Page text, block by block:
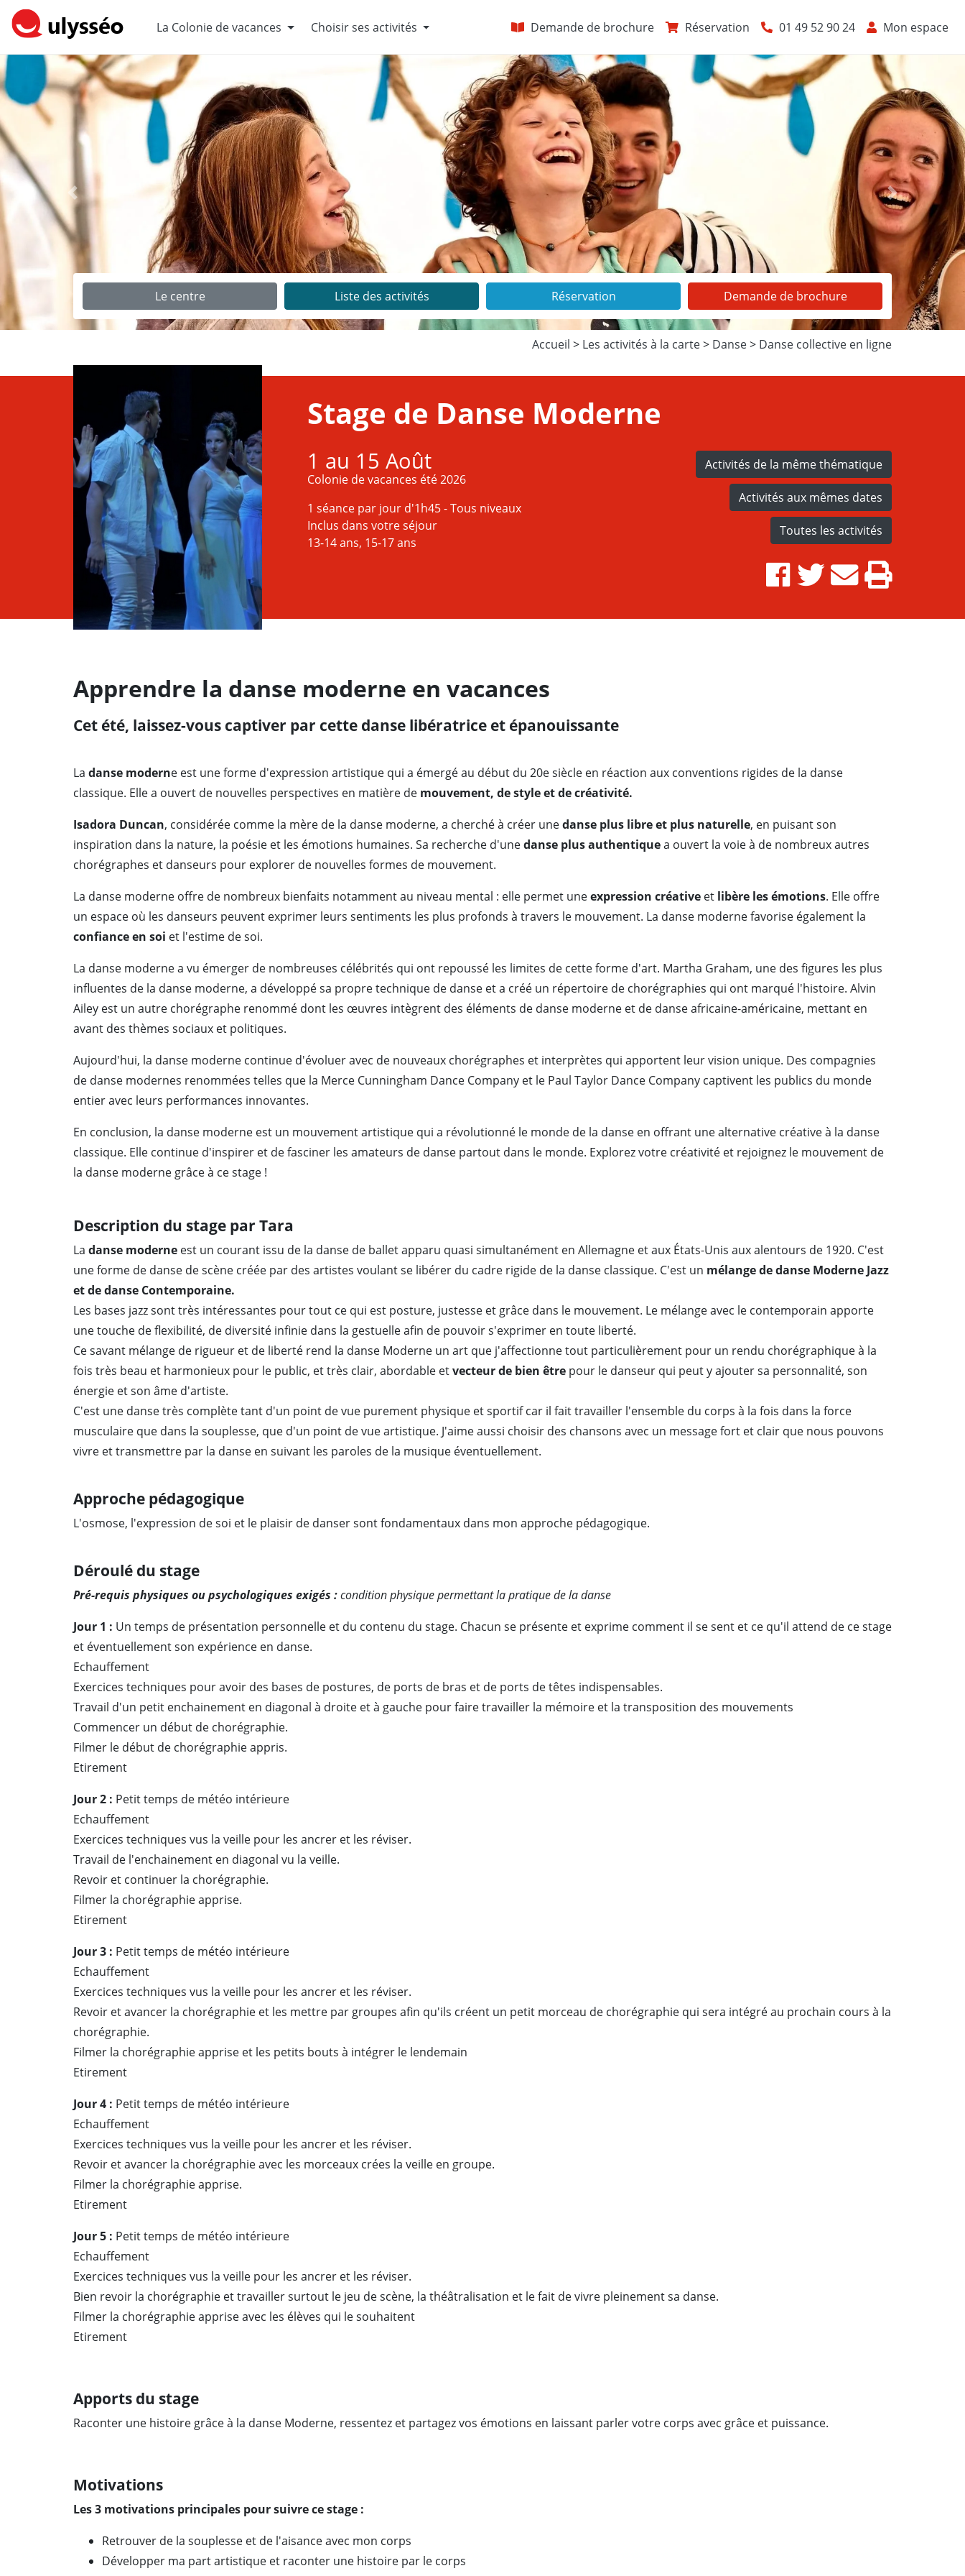
Demande de brochure Réservation 01 49 52 90 24 Mon espace
La Colonie de vacances Choisir ses activités
Précédent Suivant
Le centre Liste des activités Réservation Demande de brochure
Accueil > Les activités à la carte> Danse> Danse collective en ligne
Stage de Danse Moderne
1 au 15 Août
Colonie de vacances été 2026
1 séance par jour d'1h45 - Tous niveaux
Inclus dans votre séjour
13-14 ans, 15-17 ans
Activités de la même thématique
Activités aux mêmes dates
Toutes les activités
Apprendre la danse moderne en vacances
Cet été, laissez-vous captiver par cette danse libératrice et épanouissante
La danse moderne est une forme d'expression artistique qui a émergé au début du 20e siècle en réaction aux conventions rigides de la danse
classique. Elle a ouvert de nouvelles perspectives en matière de mouvement, de style et de créativité.
Isadora Duncan, considérée comme la mère de la danse moderne, a cherché à créer unedanse plus libre et plus naturelle, en puisant son
inspiration dans la nature, la poésie et les émotions humaines. Sa recherche d'unedanse plus authentiquea ouvert la voie à de nombreux autres
chorégraphes et danseurs pour explorer de nouvelles formes de mouvement.
La danse moderne offre de nombreux bienfaits notamment au niveau mental : elle permet uneexpression créative et libère les émotions. Elle offre
un espace où les danseurs peuvent exprimer leurs sentiments les plus profonds à travers le mouvement. La danse moderne favorise également la
confiance en soi et l'estime de soi.
La danse moderne a vu émerger de nombreuses célébrités qui ont repoussé les limites de cette forme d'art. Martha Graham, une des figures les plus
influentes de la danse moderne, a développé sa propre technique de danse et a créé un répertoire de chorégraphies qui ont marqué l'histoire. Alvin
Ailey est un autre chorégraphe renommé dont les œuvres intègrent des éléments de danse moderne et de danse africaine-américaine, mettant en
avant des thèmes sociaux et politiques.
Aujourd'hui, la danse moderne continue d'évoluer avec de nouveaux chorégraphes et interprètes qui apportent leur vision unique. Des compagnies
de danse modernes renommées telles que la Merce Cunningham Dance Company et le Paul Taylor Dance Company captivent les publics du monde
entier avec leurs performances innovantes.
En conclusion, la danse moderne est un mouvement artistique qui a révolutionné le monde de la danse en offrant une alternative créative à la danse
classique. Elle continue d'inspirer et de fasciner les amateurs de danse partout dans le monde. Explorez votre créativité et rejoignez le mouvement de
la danse moderne grâce à ce stage !
Description du stage par Tara
La danse moderne est un courant issu de la danse de ballet apparu quasi simultanément en Allemagne et aux États-Unis aux alentours de 1920. C'est
une forme de danse de scène créée par des artistes voulant se libérer du cadre rigide de la danse classique. C'est un mélange de danse Moderne Jazz
et de danse Contemporaine.
Les bases jazz sont très intéressantes pour tout ce qui est posture, justesse et grâce dans le mouvement. Le mélange avec le contemporain apporte
une touche de flexibilité, de diversité infinie dans la gestuelle afin de pouvoir s'exprimer en toute liberté.
Ce savant mélange de rigueur et de liberté rend la danse Moderne un art que j'affectionne tout particulièrement pour un rendu chorégraphique à la
fois très beau et harmonieux pour le public, et très clair, abordable etvecteur de bien être pour le danseur qui peut y ajouter sa personnalité, son
énergie et son âme d'artiste.
C'est une danse très complète tant d'un point de vue purement physique et sportif car il fait travailler l'ensemble du corps à la fois dans la force
musculaire que dans la souplesse, que d'un point de vue artistique. J'aime aussi choisir des chansons avec un message fort et clair que nous pouvons
vivre et transmettre par la danse en suivant les paroles de la musique éventuellement.
Approche pédagogique
L'osmose, l'expression de soi et le plaisir de danser sont fondamentaux dans mon approche pédagogique.
Déroulé du stage
Pré-requis physiques ou psychologiques exigés :condition physique permettant la pratique de la danse
Jour 1 : Un temps de présentation personnelle et du contenu du stage. Chacun se présente et exprime comment il se sent et ce qu'il attend de ce stage
et éventuellement son expérience en danse.
Echauffement
Exercices techniques pour avoir des bases de postures, de ports de bras et de ports de têtes indispensables.
Travail d'un petit enchainement en diagonal à droite et à gauche pour faire travailler la mémoire et la transposition des mouvements
Commencer un début de chorégraphie.
Filmer le début de chorégraphie appris.
Etirement
Jour 2 : Petit temps de météo intérieure
Echauffement
Exercices techniques vus la veille pour les ancrer et les réviser.
Travail de l'enchainement en diagonal vu la veille.
Revoir et continuer la chorégraphie.
Filmer la chorégraphie apprise.
Etirement
Jour 3 : Petit temps de météo intérieure
Echauffement
Exercices techniques vus la veille pour les ancrer et les réviser.
Revoir et avancer la chorégraphie et les mettre par groupes afin qu'ils créent un petit morceau de chorégraphie qui sera intégré au prochain cours à la
chorégraphie.
Filmer la chorégraphie apprise et les petits bouts à intégrer le lendemain
Etirement
Jour 4 : Petit temps de météo intérieure
Echauffement
Exercices techniques vus la veille pour les ancrer et les réviser.
Revoir et avancer la chorégraphie avec les morceaux crées la veille en groupe.
Filmer la chorégraphie apprise.
Etirement
Jour 5 : Petit temps de météo intérieure
Echauffement
Exercices techniques vus la veille pour les ancrer et les réviser.
Bien revoir la chorégraphie et travailler surtout le jeu de scène, la théâtralisation et le fait de vivre pleinement sa danse.
Filmer la chorégraphie apprise avec les élèves qui le souhaitent
Etirement
Apports du stage
Raconter une histoire grâce à la danse Moderne, ressentez et partagez vos émotions en laissant parler votre corps avec grâce et puissance.
Motivations
Les 3 motivations principales pour suivre ce stage :
Retrouver de la souplesse et de l'aisance avec mon corps
Développer ma part artistique et raconter une histoire par le corps